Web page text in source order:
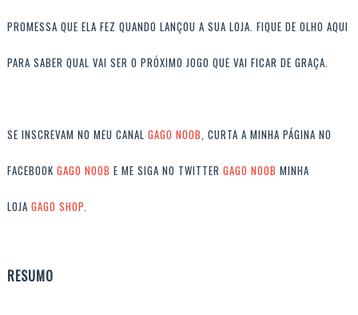
PROMESSA QUE ELA FEZ QUANDO LANÇOU A SUA LOJA. FIQUE DE OLHO AQUI
PARA SABER QUAL VAI SER O PRÓXIMO JOGO QUE VAI FICAR DE GRAÇA.
SE INSCREVAM NO MEU CANAL GAGO NOOB, CURTA A MINHA PÁGINA NO
FACEBOOK GAGO NOOB E ME SIGA NO TWITTER GAGO NOOB MINHA
LOJA GAGO SHOP.
RESUMO